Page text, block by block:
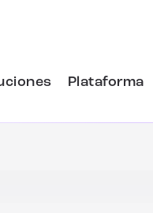
Plataforma